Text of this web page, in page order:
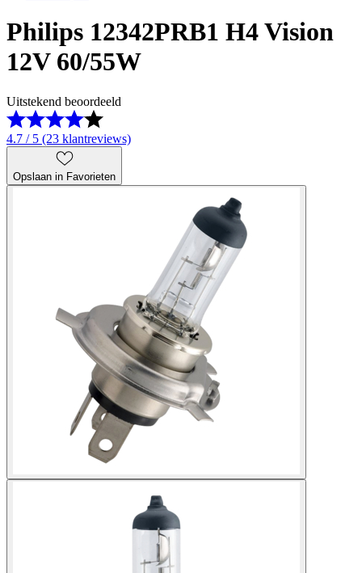
Philips 12342PRB1 H4 Vision
12V 60/55W
Uitstekend beoordeeld
4.7 / 5 (23 klantreviews)
Opslaan in Favorieten